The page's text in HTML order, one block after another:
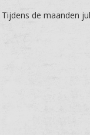
Tijdens de maanden